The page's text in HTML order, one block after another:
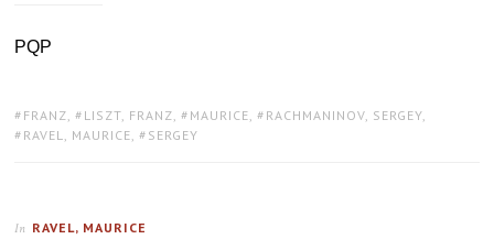
PQP
TAGS:
FRANZ, LISZT, FRANZ, MAURICE, RACHMANINOV, SERGEY,
RAVEL, MAURICE, SERGEY
In RAVEL, MAURICE